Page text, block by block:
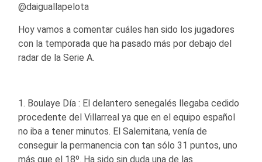
@daiguallapelota
Hoy vamos a comentar cuáles han sido los jugadores
con la temporada que ha pasado más por debajo del
radar de la Serie A.
1. Boulaye Día : El delantero senegalés llegaba cedido
procedente del Villarreal ya que en el equipo español
no iba a tener minutos. El Salernitana, venía de
conseguir la permanencia con tan sólo 31 puntos, uno
más que el 18º. Ha sido sin duda una de las